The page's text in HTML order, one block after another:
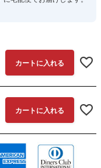
カートに入れる
カートに入れる